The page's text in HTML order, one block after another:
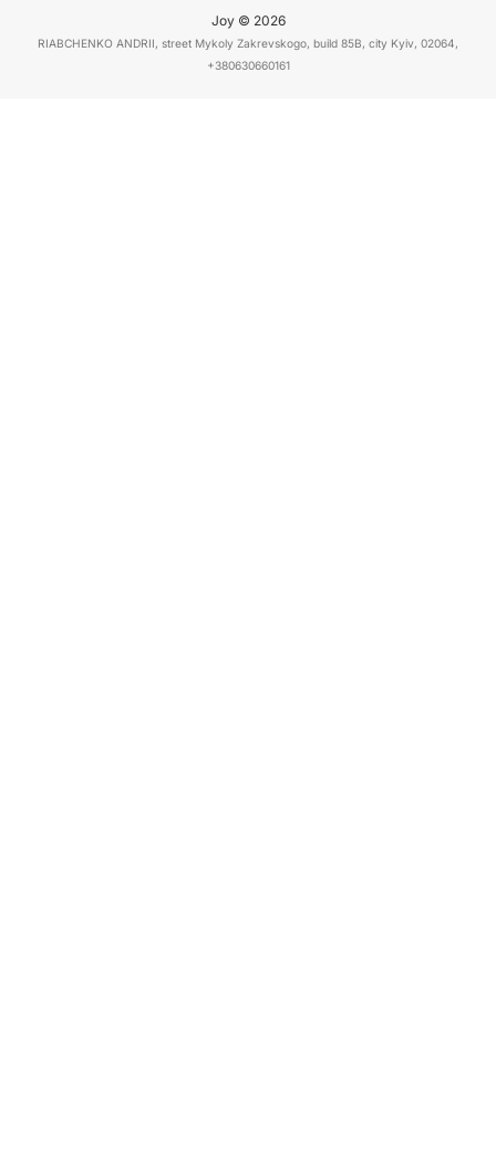
Joy © 2026
RIABCHENKO ANDRII, street Mykoly Zakrevskogo, build 85B, city Kyiv, 02064,
+380630660161